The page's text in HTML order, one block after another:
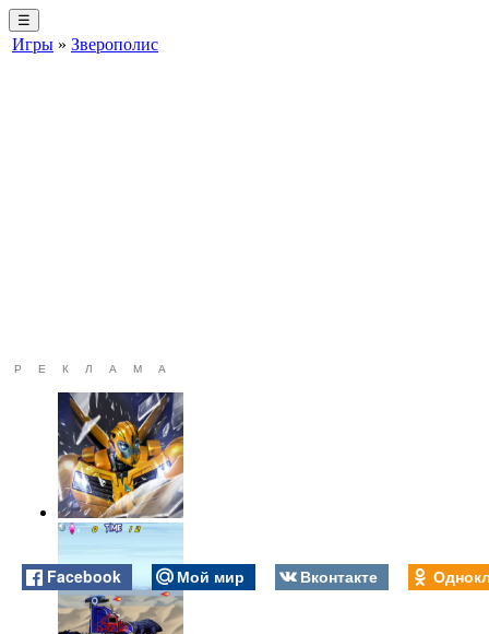
☰
Игры » Зверополис
РЕКЛАМА
Facebook Мой мир Вконтакте